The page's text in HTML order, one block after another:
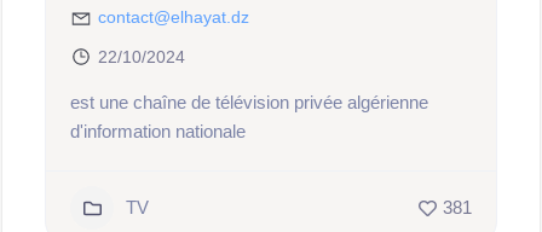
contact@elhayat.dz
22/10/2024
est une chaîne de télévision privée algérienne
d'information nationale
TV 381